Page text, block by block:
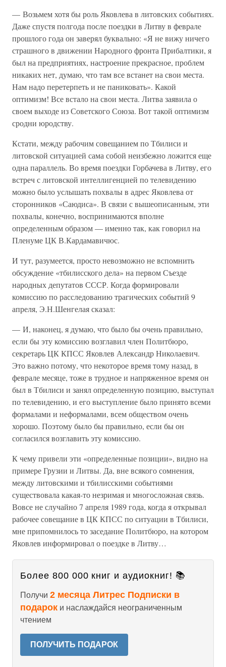
— Возьмем хотя бы роль Яковлева в литовских событиях.
Даже спустя полгода после поездки в Литву в феврале
прошлого года он заверял буквально: «Я не вижу ничего
страшного в движении Народного фронта Прибалтики, я
был на предприятиях, настроение прекрасное, проблем
никаких нет, думаю, что там все встанет на свои места.
Нам надо перетерпеть и не паниковать». Какой
оптимизм! Все встало на свои места. Литва заявила о
своем выходе из Советского Союза. Вот такой оптимизм
сродни юродству.
Кстати, между рабочим совещанием по Тбилиси и
литовской ситуацией сама собой неизбежно ложится еще
одна параллель. Во время поездки Горбачева в Литву, его
встреч с литовской интеллигенцией по телевидению
можно было услышать похвалы в адрес Яковлева от
сторонников «Саюдиса». В связи с вышеописанным, эти
похвалы, конечно, воспринимаются вполне
определенным образом — именно так, как говорил на
Пленуме ЦК В.Кардамавичюс.
И тут, разумеется, просто невозможно не вспомнить
обсуждение «тбилисского дела» на первом Съезде
народных депутатов СССР. Когда формировали
комиссию по расследованию трагических событий 9
апреля, Э.Н.Шенгелая сказал:
— И, наконец, я думаю, что было бы очень правильно,
если бы эту комиссию возглавил член Политбюро,
секретарь ЦК КПСС Яковлев Александр Николаевич.
Это важно потому, что некоторое время тому назад, в
феврале месяце, тоже в трудное и напряженное время он
был в Тбилиси и занял определенную позицию, выступал
по телевидению, и его выступление было принято всеми
формалами и неформалами, всем обществом очень
хорошо. Поэтому было бы правильно, если бы он
согласился возглавить эту комиссию.
К чему привели эти «определенные позиции», видно на
примере Грузии и Литвы. Да, вне всякого сомнения,
между литовскими и тбилисскими событиями
существовала какая-то незримая и многосложная связь.
Вовсе не случайно 7 апреля 1989 года, когда я открывал
рабочее совещание в ЦК КПСС по ситуации в Тбилиси,
мне припомнилось то заседание Политбюро, на котором
Яковлев информировал о поездке в Литву…
Более 800 000 книг и аудиокниг! 📚
Получи 2 месяца Литрес Подписки в
подарок и наслаждайся неограниченным
чтением
ПОЛУЧИТЬ ПОДАРОК